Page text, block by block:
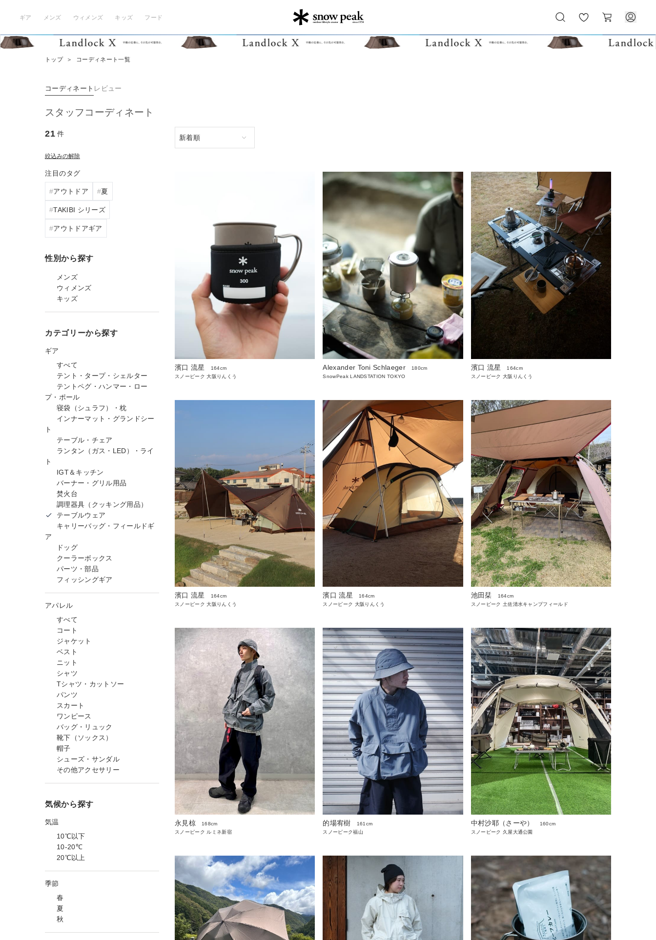
ギア メンズ ウィメンズ キッズ フード
気
に
ー
ト
トップ ＞ コーディネート一覧
コーディネート レビュー
スタッフコーディネート
21 件
絞込みの解除
注目のタグ
アウトドア 夏
TAKIBI シリーズ
アウトドアギア
性別から探す
メンズ
ウィメンズ
キッズ
カテゴリーから探す
ギア
すべて
テント・タープ・シェルター
テントペグ・ハンマー・ロー
プ・ポール
寝袋（シュラフ）・枕
インナーマット・グランドシー
ト
テーブル・チェア
ランタン（ガス・LED）・ライ
ト
IGT＆キッチン
バーナー・グリル用品
焚火台
調理器具（クッキング用品）
テーブルウェア
キャリーバッグ・フィールドギ
ア
ドッグ
クーラーボックス
パーツ・部品
フィッシングギア
アパレル
すべて
コート
ジャケット
ベスト
ニット
シャツ
Tシャツ・カットソー
パンツ
スカート
ワンピース
バッグ・リュック
靴下（ソックス）
帽子
シューズ・サンダル
その他アクセサリー
気候から探す
気温
10℃以下
10-20℃
20℃以上
季節
春
夏
秋
濱口 流星
164cm
スノーピーク 大阪りんくう
Alexander Toni Schlaeger
180cm
SnowPeak LANDSTATION TOKYO
濱口 流星
164cm
スノーピーク 大阪りんくう
濱口 流星
164cm
スノーピーク 大阪りんくう
濱口 流星
164cm
スノーピーク 大阪りんくう
池田栞
164cm
スノーピーク 土佐清水キャンプフィールド
永見椋
168cm
スノーピーク ルミネ新宿
的場宥樹
161cm
スノーピーク福山
中村沙耶（さーや）
160cm
スノーピーク 久屋大通公園